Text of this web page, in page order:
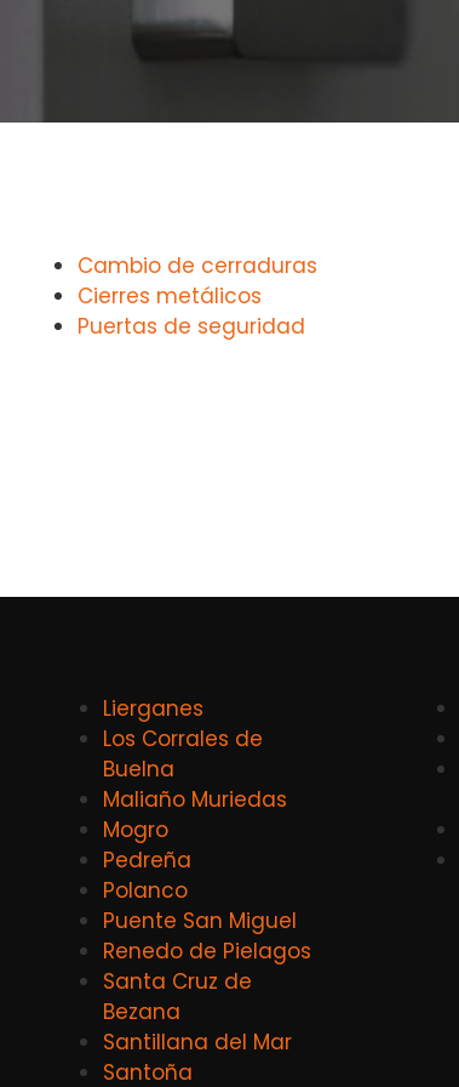
Cambio de cerraduras
Cierres metálicos
Puertas de seguridad
Lierganes
Los Corrales de
Buelna
Maliaño Muriedas
Mogro
Pedreña
Polanco
Puente San Miguel
Renedo de Pielagos
Santa Cruz de
Bezana
Santillana del Mar
Santoña